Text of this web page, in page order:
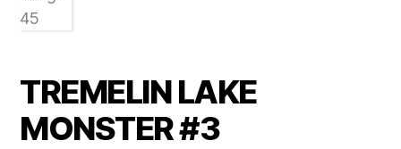
TREMELIN LAKE
MONSTER #3